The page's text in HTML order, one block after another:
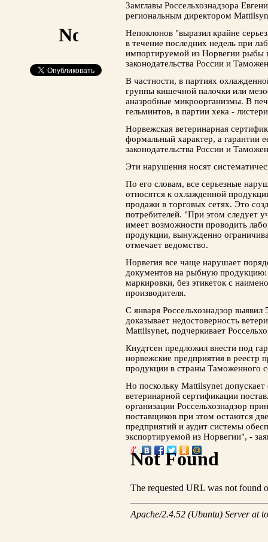
Замглавы Россельхознадзора
региональным директором
Непоклонов "выразил крайне
в течение последних недель при
импортируемой из Норвегии рыбы
законодательства России и
В частности, в партиях
группы кишечной палочки или
анаэробные микроорганизмы. В
гельминтов, в партии хека -
Норвежская ветеринарная
формальный характер, а гарантии
законодательства России и
Эти нарушения носят
По его словам, все серьезные
относятся к охлажденной
продажи в торговых сетях. Это
потребителей. "При этом следует
имеет возможности проводить
продукции, вынужденно
отмечает ведомство.
Норвегия все чаще нарушает
документов на рыбную продукцию:
маркировки, без этикеток с
производителя.
С января Россельхознадзор
доказывает недостоверность
Mattilsynet, подчеркивает
Кнудтсен предложил внести под
норвежские предприятия в реестр
продукции в страны Таможенного
Но поскольку Mattilsynet
ветеринарной сертификации
организации Россельхознадзор
поставщиков при этом остаются
предприятий и аудит системы
экспортируемой из Норвегии", -